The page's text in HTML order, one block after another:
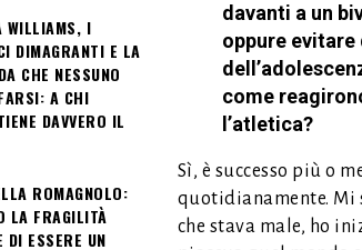
davanti a un
oppure
come
l’atletica?
Sì, è successo più o
quotidianamente. Mi
che stava male, ho
WILLIAMS, I
DIMAGRANTI E LA
CHE NESSUNO
A CHI
DAVVERO IL
ROMAGNOLO:
LA FRAGILITÀ
DI ESSERE UN